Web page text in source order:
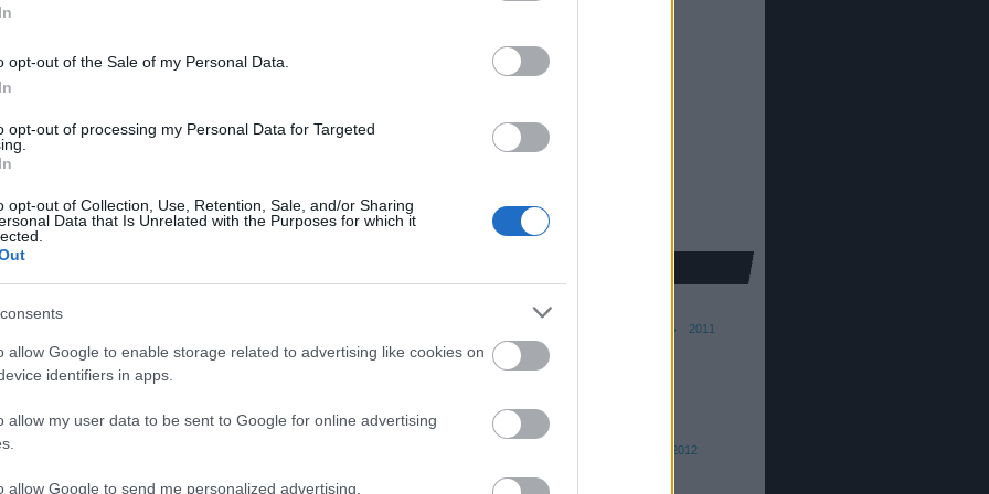
opt-out of the Sale of my Personal Data.
opt-out of processing my Personal Data for Targeted
opt-out of Collection, Use, Retention, Sale, and/or Sharing
Data that Is Unrelated with the Purposes for which it
allow Google to enable storage related to advertising like cookies on
identifiers in apps.
allow my user data to be sent to Google for online advertising
allow Google to send me personalized advertising.
del toro laura dern
carrie fisher
ruttkay laura john boyega
kranitz lajos andras kranitz bence
nemeth piroska
morocz adrienn
41
kultura(5)
offtopic(30)
zene( 139)
Zalaba Ferenc
2011
2010
2009
Németh Barna
2012
Cseh Dániel